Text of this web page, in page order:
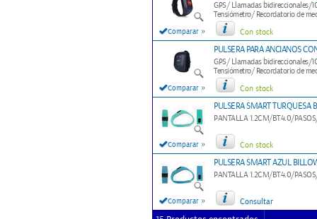
Comparar »
GPS/ Llamadas bidireccionales/
Tensiómetro/ Recordatorio de
Con stock
Comparar »
PULSERA PARA ANCIANOS
GPS/ Llamadas bidireccionales/
Tensiómetro/ Recordatorio de
Con stock
Comparar »
PULSERA SMART TURQUESA
PANTALLA 1.2CM/BT4.0/
Con stock
Comparar »
PULSERA SMART AZUL
PANTALLA 1.2CM/BT4.0/
Consultar